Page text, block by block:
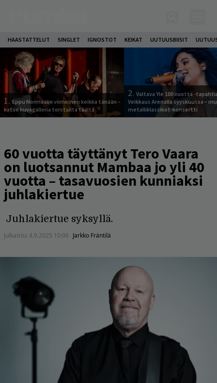
HAASTATTELUT SINGLET IGNOSTOT KEIKAT UUTUUSBIISIT
1. Eppu Normaalin viimeinen keikka tänään –
katso kuvagalleria torstailta täältä
2. Valtava Yle 100 vuotta -
Veikkaus Arenalla syyskuussa –
metalliklassikot-konsertti
60 vuotta täyttänyt Tero Vaara
on luotsannut Mambaa jo yli 40
vuotta – tasavuosien kunniaksi
juhlakiertue
Juhlakiertue syksyllä.
Julkaistu: 4.9.2025 10:06 Jarkko Fräntilä